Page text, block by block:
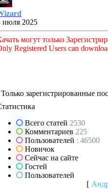
июля 2025
могут только
Registered Users can
Только зарегистрированные
Всего статей 2530
Комментариев 225
Пользователей : 46500
Новичок
Сейчас на сайте
Гостей
Пользователей
[